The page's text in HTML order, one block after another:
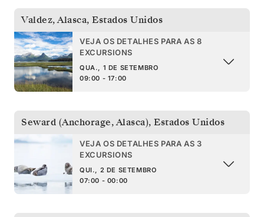
Valdez, Alasca, Estados Unidos
VEJA OS DETALHES PARA AS 8
EXCURSIONS
QUA., 1 DE SETEMBRO
09:00 - 17:00
Seward (Anchorage, Alasca), Estados Unidos
VEJA OS DETALHES PARA AS 3
EXCURSIONS
QUI., 2 DE SETEMBRO
07:00 - 00:00